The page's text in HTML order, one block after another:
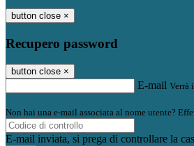
button close ×
Recupero password
button close ×
E-mail Verrà
Non hai una e-mail associata al nome utente?
E-mail inviata, si prega di controllare la